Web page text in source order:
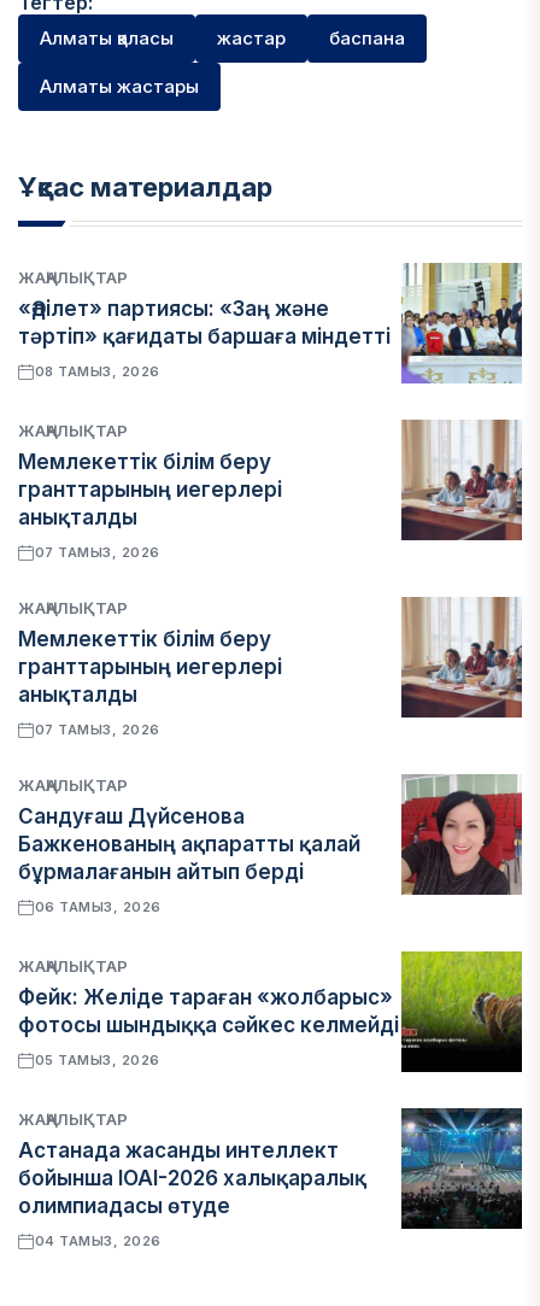
Алматы қаласы жастар баспана
Алматы жастары
Ұқсас материалдар
ЖАҢАЛЫҚТАР
«Әділет» партиясы: «Заң және
тәртіп» қағидаты баршаға міндетті
08 ТАМЫЗ, 2026
ЖАҢАЛЫҚТАР
Мемлекеттік білім беру
гранттарының иегерлері
анықталды
07 ТАМЫЗ, 2026
ЖАҢАЛЫҚТАР
Мемлекеттік білім беру
гранттарының иегерлері
анықталды
07 ТАМЫЗ, 2026
ЖАҢАЛЫҚТАР
Сандуғаш Дүйсенова
Бажкенованың ақпаратты қалай
бұрмалағанын айтып берді
06 ТАМЫЗ, 2026
ЖАҢАЛЫҚТАР
Фейк: Желіде тараған «жолбарыс»
фотосы шындыққа сәйкес келмейді
05 ТАМЫЗ, 2026
ЖАҢАЛЫҚТАР
Астанада жасанды интеллект
бойынша IOAI-2026 халықаралық
олимпиадасы өтуде
04 ТАМЫЗ, 2026